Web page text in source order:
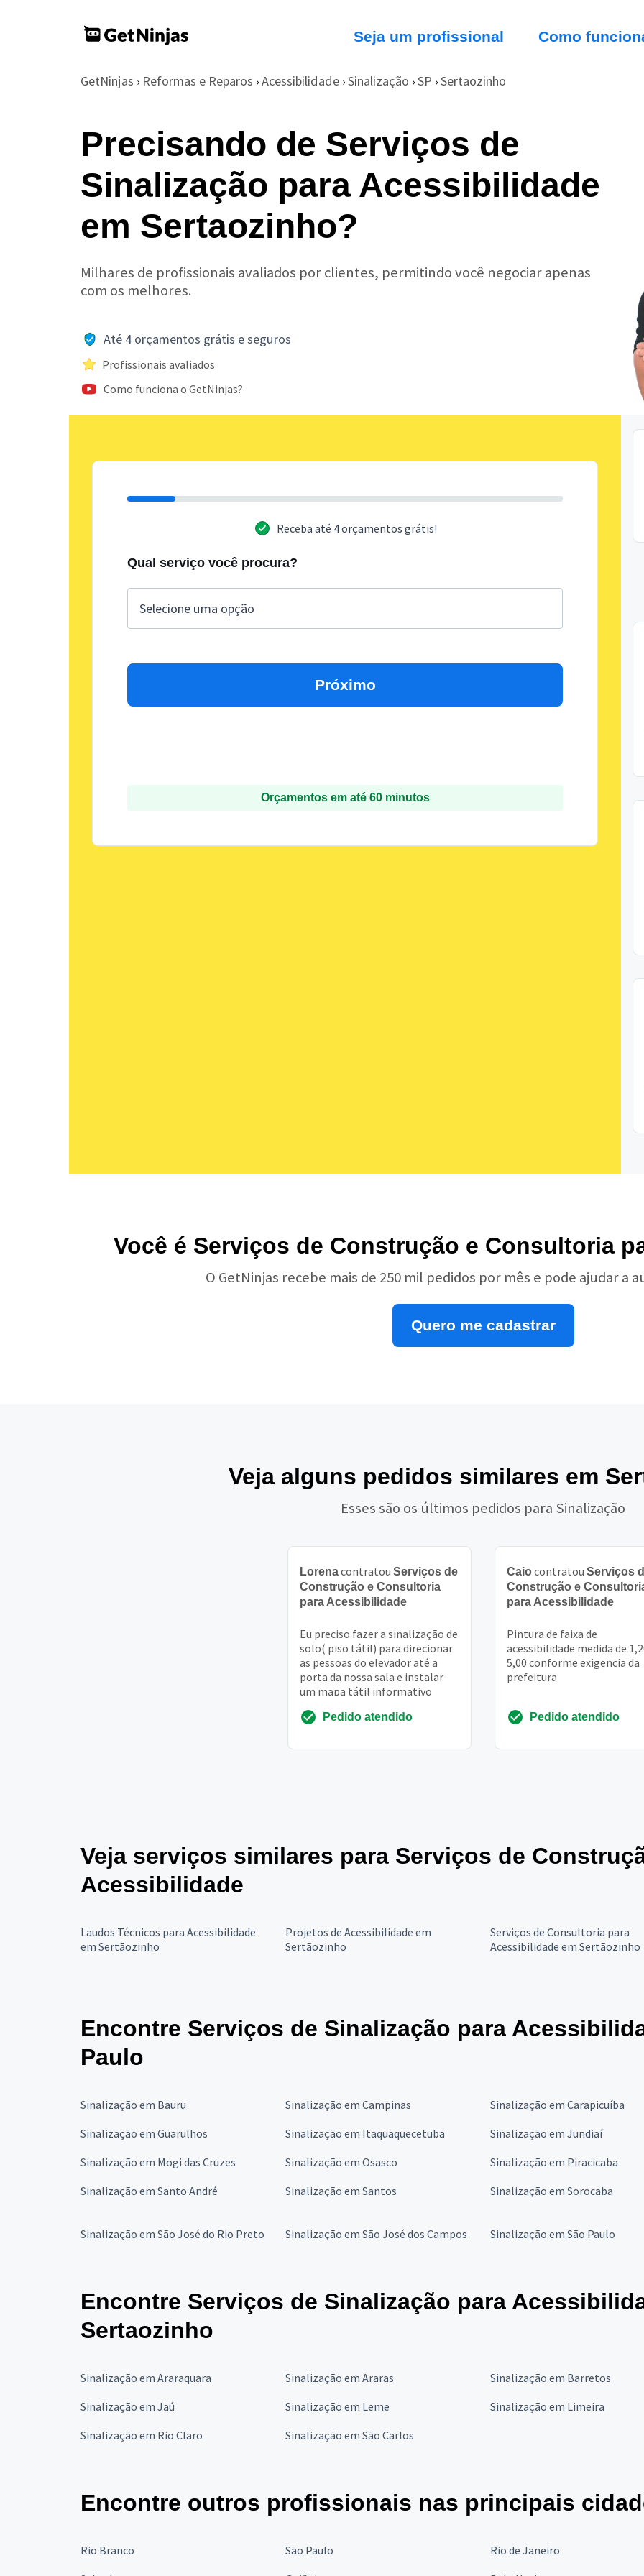
Seja um profissional Como
GetNinjas › Reformas e Reparos › Acessibilidade › Sinalização › SP › Sertaozinho
Precisando de Serviços de
Sinalização para Acessibilidade
em Sertaozinho?
Milhares de profissionais avaliados por clientes, permitindo você negociar apenas
com os melhores.
Até 4 orçamentos grátis e seguros
Profissionais avaliados
Como funciona o GetNinjas?
Receba até 4 orçamentos grátis!
Qual serviço você procura?
Próximo
Orçamentos em até 60 minutos
Você é Serviços de Construção e Consultoria
O GetNinjas recebe mais de 250 mil pedidos por mês e pode ajudar a
Quero me cadastrar
Veja alguns pedidos similares em
Esses são os últimos pedidos para Sinalização
Lorenacontratou Serviços de
Construção e Consultoria
para Acessibilidade
Eu preciso fazer a sinalização de
solo( piso tátil) para direcionar
as pessoas do elevador até a
porta da nossa sala e instalar
um mapa tátil informativo
Pedido atendido
Caio contratou Serviços
Construção e
para Acessibilidade
Pintura de faixa de
acessibilidade medida de
5,00 conforme exigencia da
prefeitura
Pedido atendido
Veja serviços similares para Serviços de
Acessibilidade
Laudos Técnicos para Acessibilidade
em Sertãozinho
Projetos de Acessibilidade em
Sertãozinho
Serviços de Consultoria para
Acessibilidade em Sertãozinho
Encontre Serviços de Sinalização para
Paulo
Sinalização em Bauru Sinalização em Campinas Sinalização em Carapicuíba
Sinalização em Guarulhos
Sinalização em Itaquaquecetuba Sinalização em Jundiaí
Sinalização em Mogi das Cruzes
Sinalização em Osasco Sinalização em Piracicaba
Sinalização em Santo André
Sinalização em Santos Sinalização em Sorocaba
Sinalização em São José do Rio Preto
Sinalização em São José dos Campos Sinalização em São Paulo
Encontre Serviços de Sinalização para
Sertaozinho
Sinalização em Araraquara Sinalização em Araras Sinalização em Barretos
Sinalização em Jaú
Sinalização em Leme Sinalização em Limeira
Sinalização em Rio Claro
Sinalização em São Carlos
Encontre outros profissionais nas principais
Rio Branco São Paulo Rio de Janeiro